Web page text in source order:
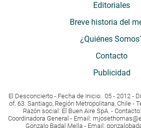
Editoriales
Breve historia del
¿Quiénes
Contacto
Publicidad
El Desconcierto - Fecha de Inicio: 05 - 2012 -
of. 63. Santiago, Región Metropolitana, Chile -
Razón social: El Buen Aire SpA. -
Coordinadora General - Email:
Gonzalo Badal Mella - Email: